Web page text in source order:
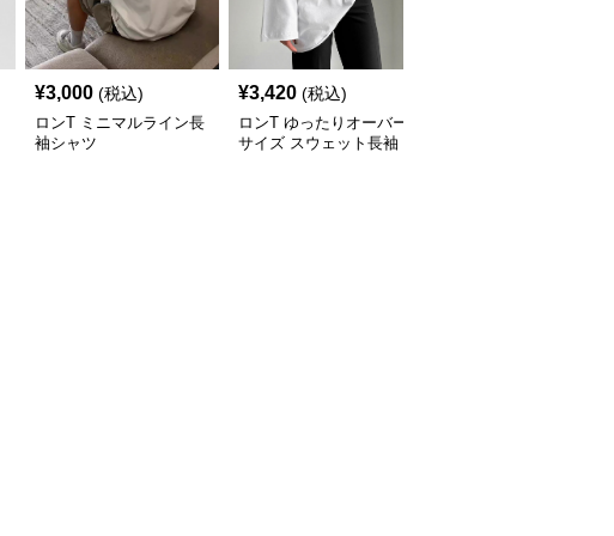
¥3,000 (税込)
ロンT ミニマルライン長
袖シャツ
¥3,420 (税込)
ロンT ゆったりオーバー
サイズ スウェット長袖